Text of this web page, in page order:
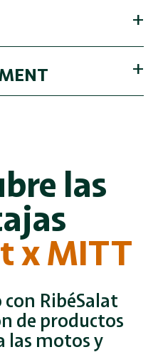
las
x MITT
con RibéSalat
de productos
las motos y